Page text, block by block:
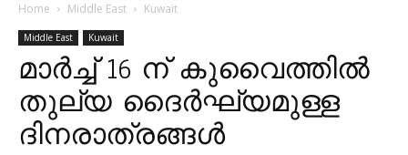
Home Middle East Kuwait
Middle East Kuwait
മാർച്ച് 16 ന് കുവൈത്തിൽ
തുല്യ ദൈർഘ്യമുള്ള
ദിനരാത്രങ്ങൾ